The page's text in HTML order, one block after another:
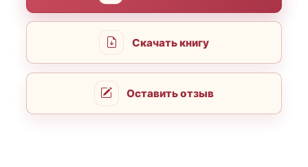
Скачать книгу
Оставить отзыв